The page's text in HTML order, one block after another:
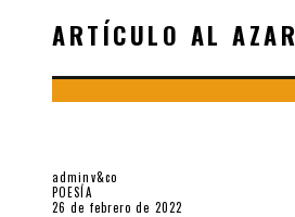
ARTÍCULO AL AZAR
adminv&co
POESÍA
26 de febrero de 2022